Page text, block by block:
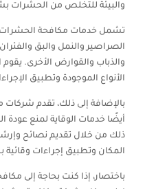
والبيئة للتخلص من الحشرات
تشمل خدمات مكافحة الحشرات
الصراصير والنمل والبق
والذباب والقوارض الأخرى. يقوم
الأنواع الموجودة وتطبيق
بالإضافة إلى ذلك، تقدم
أيضًا خدمات الوقاية لمنع
ذلك من خلال تقديم نصائح
المكان وتطبيق إجراءات
باختصار، إذا كنت بحاجة إلى